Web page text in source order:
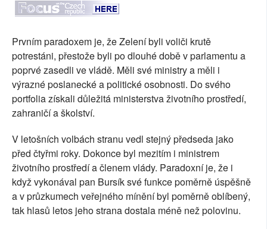
Prvním paradoxem je, že Zelení byli voliči krutě
potrestáni, přestože byli po dlouhé době v parlamentu a
poprvé zasedli ve vládě. Měli své ministry a měli i
výrazné poslanecké a politické osobnosti. Do svého
portfolia získali důležitá ministerstva životního prostředí,
zahraničí a školství.
V letošních volbách stranu vedl stejný předseda jako
před čtyřmi roky. Dokonce byl mezitím i ministrem
životního prostředí a členem vlády. Paradoxní je, že i
když vykonával pan Bursík své funkce poměrně úspěšně
a v průzkumech veřejného mínění byl poměrně oblíbený,
tak hlasů letos jeho strana dostala méně než polovinu.